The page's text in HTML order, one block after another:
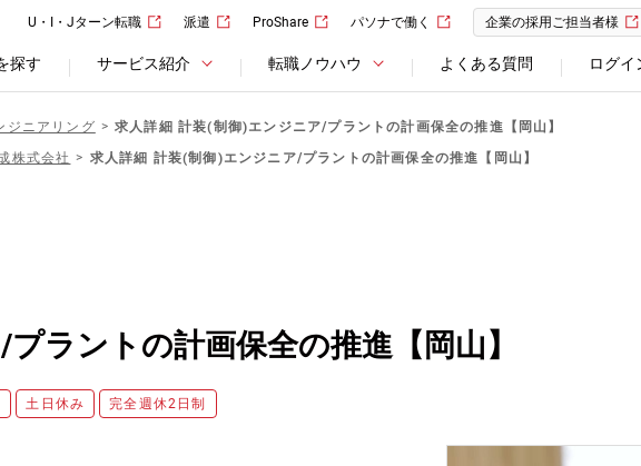
U・I・Jターン転職 派遣 ProShare パソナで働く 企業の採用ご担当者様
探す サービス紹介 転職ノウハウ よくある質問 ログイ
ジニアリング
求人詳細 計装(制御)エンジニア/プラントの計画保全の推進【岡山】
株式会社
求人詳細 計装(制御)エンジニア/プラントの計画保全の推進【岡山】
ラントの計画保全の推進【岡山】
土日休み 完全週休2日制